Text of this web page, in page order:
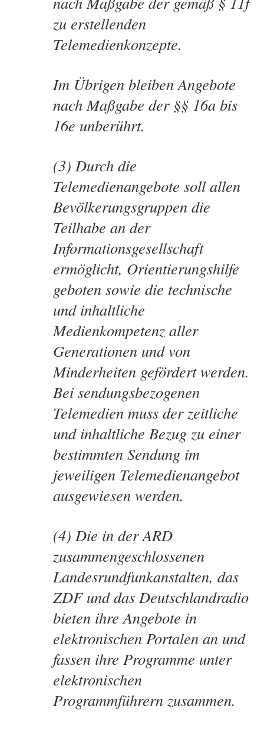
zu erstellenden
Telemedienkonzepte.
Im Übrigen bleiben Angebote
nach Maßgabe der §§ 16a bis
16e unberührt.
(3) Durch die
Telemedienangebote soll allen
Bevölkerungsgruppen die
Teilhabe an der
Informationsgesellschaft
ermöglicht, Orientierungshilfe
geboten sowie die technische
und inhaltliche
Medienkompetenz aller
Generationen und von
Minderheiten gefördert werden.
Bei sendungsbezogenen
Telemedien muss der zeitliche
und inhaltliche Bezug zu einer
bestimmten Sendung im
jeweiligen Telemedienangebot
ausgewiesen werden.
(4) Die in der ARD
zusammengeschlossenen
Landesrundfunkanstalten, das
ZDF und das Deutschlandradio
bieten ihre Angebote in
elektronischen Portalen an und
fassen ihre Programme unter
elektronischen
Programmführern zusammen.